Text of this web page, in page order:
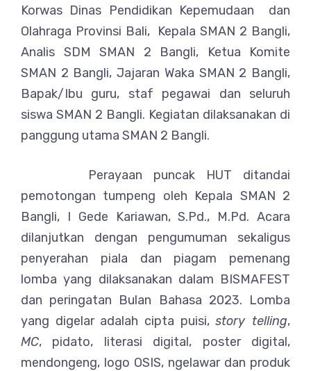
Korwas Dinas Pendidikan Kepemudaan dan
Olahraga Provinsi Bali, Kepala SMAN 2 Bangli,
Analis SDM SMAN 2 Bangli, Ketua Komite
SMAN 2 Bangli, Jajaran Waka SMAN 2 Bangli,
Bapak/Ibu guru, staf pegawai dan seluruh
siswa SMAN 2 Bangli. Kegiatan dilaksanakan di
panggung utama SMAN 2 Bangli.
Perayaan puncak HUT ditandai
pemotongan tumpeng oleh Kepala SMAN 2
Bangli, I Gede Kariawan, S.Pd., M.Pd. Acara
dilanjutkan dengan pengumuman sekaligus
penyerahan piala dan piagam pemenang
lomba yang dilaksanakan dalam BISMAFEST
dan peringatan Bulan Bahasa 2023. Lomba
yang digelar adalah cipta puisi,story telling,
MC, pidato, literasi digital, poster digital,
mendongeng, logo OSIS, ngelawar dan produk